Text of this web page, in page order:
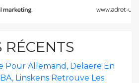
RÉCENTS
Pour Allemand, Delaere En
Linskens Retrouve Les